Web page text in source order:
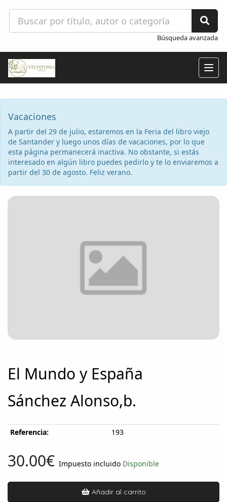
Búsqueda avanzada
Vacaciones
A partir del 29 de julio, estaremos en la Feria del libro viejo
de Santander y luego unos días de vacaciones, por lo que
esta página permanecerá inactiva. No obstante, si estás
interesado en algún libro puedes pedirlo y te lo enviaremos a
partir del 30 de agosto. Feliz verano.
El Mundo y España
Sánchez Alonso,b.
Referencia: 193
30.00€ Impuesto incluido Disponible
Añadir al carrito